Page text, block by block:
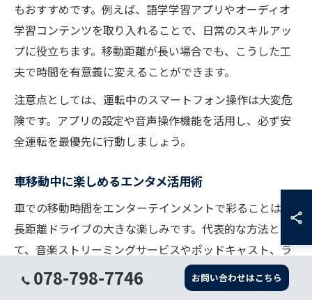
もおすすめです。例えば、語学学習アプリやオーディオ
学習コンテンツを取り入れることで、日常のスキルアッ
プに役立ちます。移動距離が長い場合でも、こうした工
夫で時間を有意義に変えることができます。
注意点としては、運転中のスマートフォン操作は大変危
険です。アプリの設定や音声操作機能を活用し、必ず安
全運転を最優先に行動しましょう。
車移動中に楽しめるエンタメ活用術
車での移動時間をエンターテインメントで彩ることは、
長距離ドライブの大きな楽しみです。代表的な方法とし
て、音楽ストリーミングサービスやポッドキャスト、ラ
ジオ番組の活用が挙げられます。ドライブに合うプレイ
リストや話題の番組を事前にダウンロードしておくと、
078-798-7746 お問い合わせはこちら